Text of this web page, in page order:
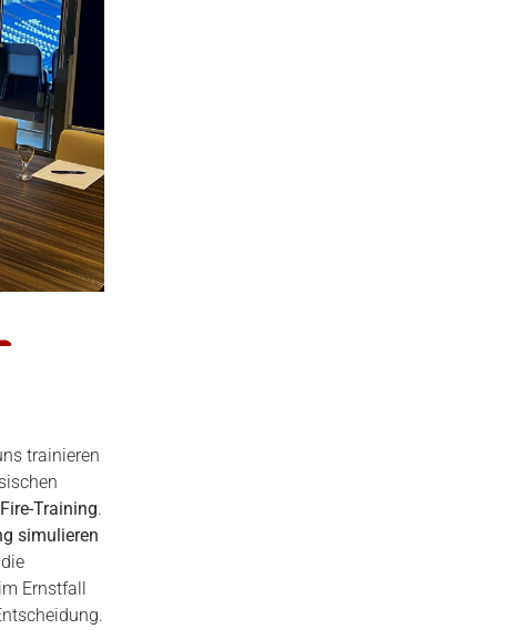
trainieren
Training.
simulieren
Ernstfall